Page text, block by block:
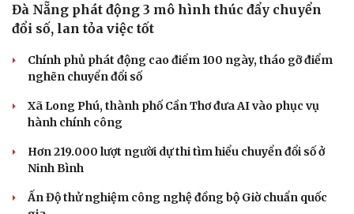
Đà Nẵng phát động 3 mô hình thúc đẩy chuyển
đổi số, lan tỏa việc tốt
Chính phủ phát động cao điểm 100 ngày, tháo gỡ điểm
nghẽn chuyển đổi số
Xã Long Phú, thành phố Cần Thơ đưa AI vào phục vụ
hành chính công
Hơn 219.000 lượt người dự thi tìm hiểu chuyển đổi số ở
Ninh Bình
Ấn Độ thử nghiệm công nghệ đồng bộ Giờ chuẩn quốc